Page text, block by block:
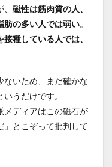
磁性は筋肉質の人、
肪の多い人では弱い。
種している人では、
ないため、まだ確かな
うだけです。
メディアはこの磁石が
」とこぞって批判して